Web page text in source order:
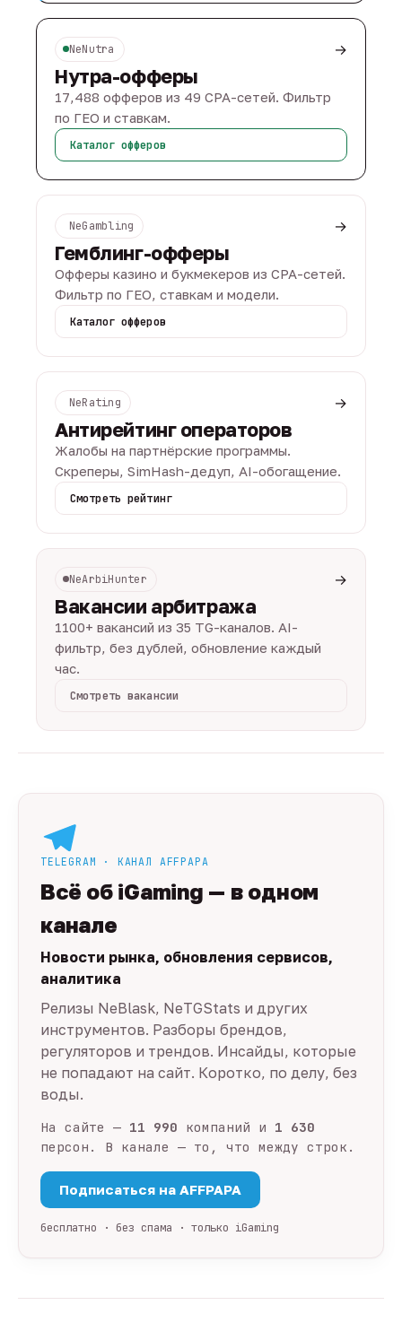
NeNutra →
Нутра-офферы
17,488 офферов из 49 CPA-сетей. Фильтр
по ГЕО и ставкам.
Каталог офферов
NeGambling →
Гемблинг-офферы
Офферы казино и букмекеров из CPA-сетей.
Фильтр по ГЕО, ставкам и модели.
Каталог офферов
NeRating →
Антирейтинг операторов
Жалобы на партнёрские программы.
Скреперы, SimHash-дедуп, AI-обогащение.
Смотреть рейтинг
NeArbiHunter →
Вакансии арбитража
1100+ вакансий из 35 TG-каналов. AI-
фильтр, без дублей, обновление каждый
час.
Смотреть вакансии
TELEGRAM · КАНАЛ AFFPAPA
Всё об iGaming — в одном
канале
Новости рынка, обновления сервисов,
аналитика
Релизы NeBlask, NeTGStats и других
инструментов. Разборы брендов,
регуляторов и трендов. Инсайды, которые
не попадают на сайт. Коротко, по делу, без
воды.
На сайте — 11 990 компаний и 1 630
персон. В канале — то, что между строк.
Подписаться на AFFPAPA
бесплатно · без спама · только iGaming